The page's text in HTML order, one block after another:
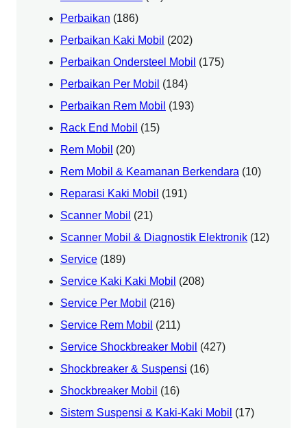
Perbaikan (186)
Perbaikan Kaki Mobil (202)
Perbaikan Ondersteel Mobil (175)
Perbaikan Per Mobil (184)
Perbaikan Rem Mobil (193)
Rack End Mobil (15)
Rem Mobil (20)
Rem Mobil & Keamanan Berkendara (10)
Reparasi Kaki Mobil (191)
Scanner Mobil (21)
Scanner Mobil & Diagnostik Elektronik (12)
Service (189)
Service Kaki Kaki Mobil (208)
Service Per Mobil (216)
Service Rem Mobil (211)
Service Shockbreaker Mobil (427)
Shockbreaker & Suspensi (16)
Shockbreaker Mobil (16)
Sistem Suspensi & Kaki-Kaki Mobil (17)